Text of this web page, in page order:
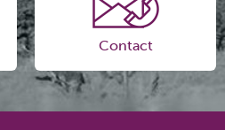
Contact